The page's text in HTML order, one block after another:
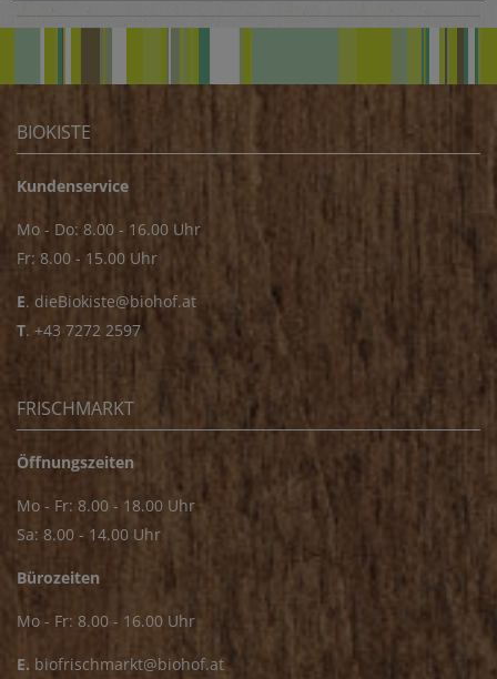
BIOKISTE
Kundenservice
Mo - Do: 8.00 - 16.00 Uhr
Fr: 8.00 - 15.00 Uhr
E. dieBiokiste@biohof.at
T. +43 7272 2597
FRISCHMARKT
Öffnungszeiten
Mo - Fr: 8.00 - 18.00 Uhr
Sa: 8.00 - 14.00 Uhr
Bürozeiten
Mo - Fr: 8.00 - 16.00 Uhr
E. biofrischmarkt@biohof.at